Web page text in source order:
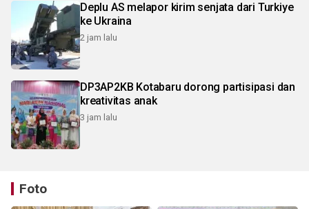
Deplu AS melapor kirim senjata dari Turkiye
ke Ukraina
2 jam lalu
DP3AP2KB Kotabaru dorong partisipasi dan
kreativitas anak
3 jam lalu
Foto